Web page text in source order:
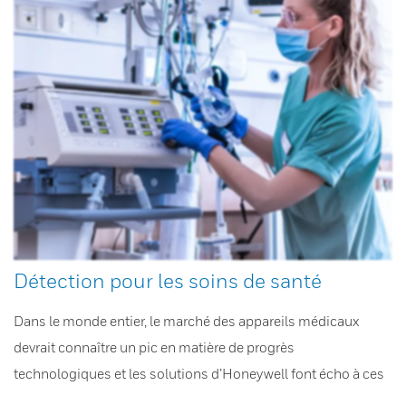
Détection pour les soins de santé
Dans le monde entier, le marché des appareils médicaux
devrait connaître un pic en matière de progrès
technologiques et les solutions d’Honeywell font écho à ces